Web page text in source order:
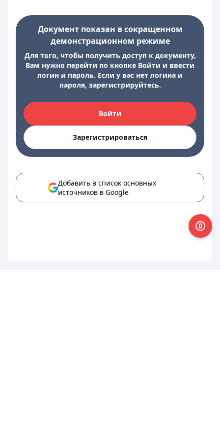
Документ показан в сокращенном
демонстрационном режиме
Для того, чтобы получить доступ к документу,
Вам нужно перейти по кнопке Войти и ввести
логин и пароль. Если у вас нет логина и
пароля, зарегистрируйтесь.
Войти
Зарегистрироваться
Добавить в список основных
источников в Google